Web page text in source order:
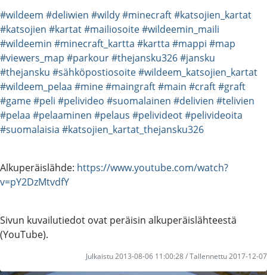
#wildeem #deliwien #wildy#minecraft#katsojien_kartat
#katsojien #kartat#mailiosoite#wildeemin_maili
#wildeemin #minecraft_kartta #kartta #mappi #map
#viewers_map #parkour#thejansku326#jansku
#thejansku #sähköpostiosoite#wildeem_katsojien_kartat
#wildeem_pelaa #mine#maingraft#main #craft#graft
#game#peli #pelivideo #suomalainen #delivien #telivien
#pelaa #pelaaminen #pelaus #pelivideot#pelivideoita
#suomalaisia #katsojien_kartat_thejansku326
Alkuperäislähde: https://www.youtube.com/watch?
v=pY2DzMtvdfY
Sivun kuvailutiedot ovat peräisin alkuperäislähteestä
(YouTube).
Julkaistu 2013-08-06 11:00:28 / Tallennettu 2017-12-07